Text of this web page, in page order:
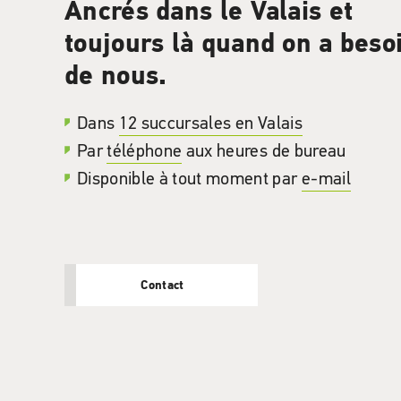
Ancrés dans le Valais et
toujours là quand on a
de nous.
Dans 12 succursales en Valais
Partéléphone aux heures de bureau
Disponible à tout moment pare-mail
Contact